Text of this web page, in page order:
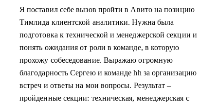
Я поставил себе вызов пройти в Авито на позицию
Тимлида клиентской аналитики. Нужна была
подготовка к технической и менеджерской секции и
понять ожидания от роли в команде, в которую
прохожу собеседование. Выражаю огромную
благодарность Сергею и команде hh за организацию
встреч и ответы на мои вопросы. Результат –
пройденные секции: техническая, менеджерская с